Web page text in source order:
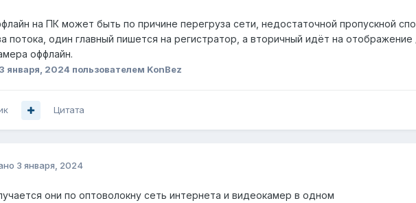
на ПК может быть по причине перегруза сети, недостаточной пропускной
потока, один главный пишется на регистратор, а вторичный идёт на
оффлайн.
3 января, 2024 пользователем KonBez
Цитата
3 января, 2024
они по оптоволокну сеть интернета и видеокамер в одном